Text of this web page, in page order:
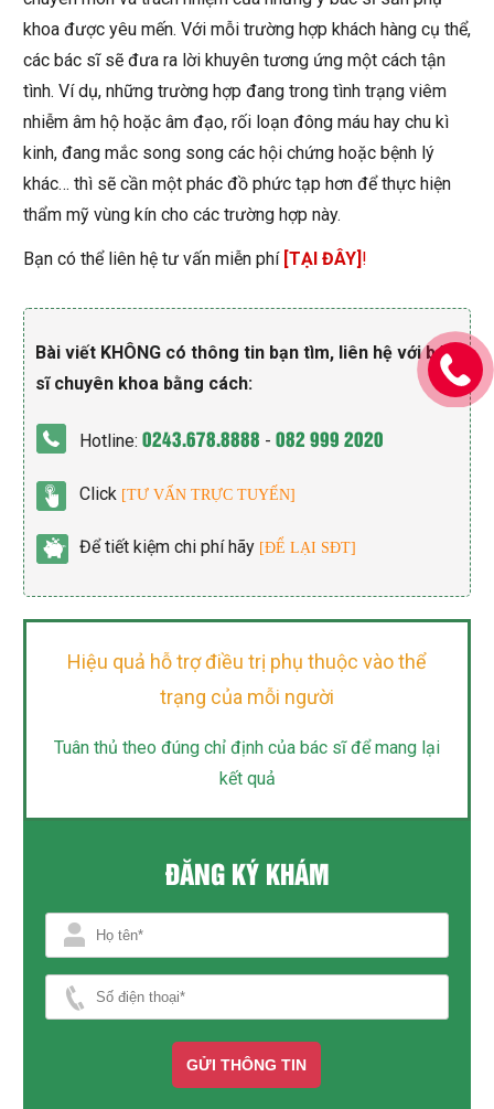
khoa được yêu mến. Với mỗi trường hợp khách hàng cụ thể,
các bác sĩ sẽ đưa ra lời khuyên tương ứng một cách tận
tình. Ví dụ, những trường hợp đang trong tình trạng viêm
nhiễm âm hộ hoặc âm đạo, rối loạn đông máu hay chu kì
kinh, đang mắc song song các hội chứng hoặc bệnh lý
khác… thì sẽ cần một phác đồ phức tạp hơn để thực hiện
thẩm mỹ vùng kín cho các trường hợp này.
Bạn có thể liên hệ tư vấn miễn phí [TẠI ĐÂY] !
Bài viết KHÔNG có thông tin bạn tìm, liên hệ với bác
sĩ chuyên khoa bằng cách:
Hotline: 0243.678.8888 - 082 999 2020
Click [TƯ VẤN TRỰC TUYẾN]
Để tiết kiệm chi phí hãy [ĐỂ LẠI SĐT]
Hiệu quả hỗ trợ điều trị phụ thuộc vào thể
trạng của mỗi người
Tuân thủ theo đúng chỉ định của bác sĩ để mang lại
kết quả
ĐĂNG KÝ KHÁM
GỬI THÔNG TIN